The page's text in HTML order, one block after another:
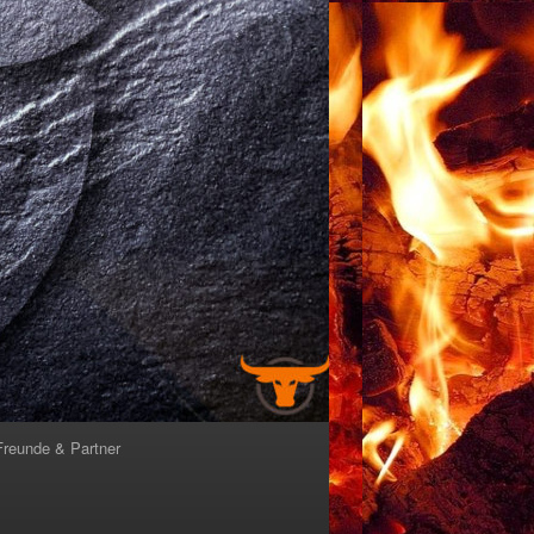
& Partner